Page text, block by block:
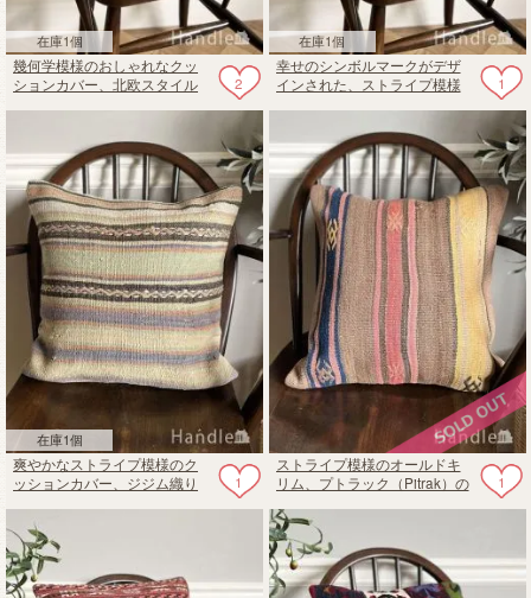
在庫1個
2
幾何学模様のおしゃれなクッ
ションカバー、北欧スタイル
在庫1個
1
幸せのシンボルマークがデザ
インされた、ストライプ模様
在庫1個
1
爽やかなストライプ模様のク
ッションカバー、ジジム織り
1
ストライプ模様のオールドキ
リム、プトラック（Pitrak）の